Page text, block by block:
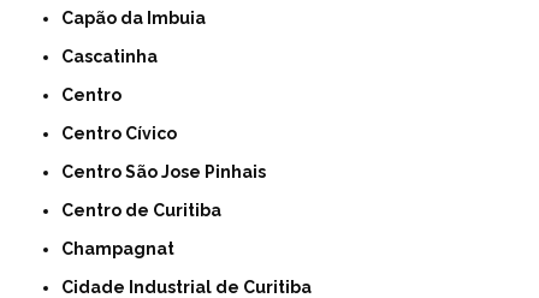
Capão da Imbuia
Cascatinha
Centro
Centro Cívico
Centro São Jose Pinhais
Centro de Curitiba
Champagnat
Cidade Industrial de Curitiba